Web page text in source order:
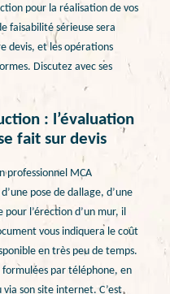
pour la réalisation de vos
faisabilité sérieuse sera
devis, et les opérations
Discutez avec ses
: l’évaluation
fait sur devis
professionnel MCA
pose de dallage, d’une
l’érection d’un mur, il
vous indiquera le coût
en très peu de temps.
formulées par téléphone, en
son site internet. C’est